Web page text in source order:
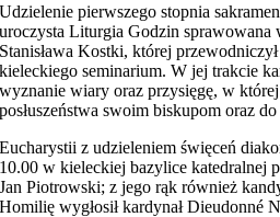
Udzielenie pierwszego stopnia
uroczysta Liturgia Godzin sprawowana
Stanisława Kostki, której
kieleckiego seminarium. W jej trakcie
wyznanie wiary oraz przysięgę, w
posłuszeństwa swoim biskupom oraz
Eucharystii z udzieleniem święceń
10.00 w kieleckiej bazylice katedralnej
Jan Piotrowski; z jego rąk również
Homilię wygłosił kardynał Dieudonné